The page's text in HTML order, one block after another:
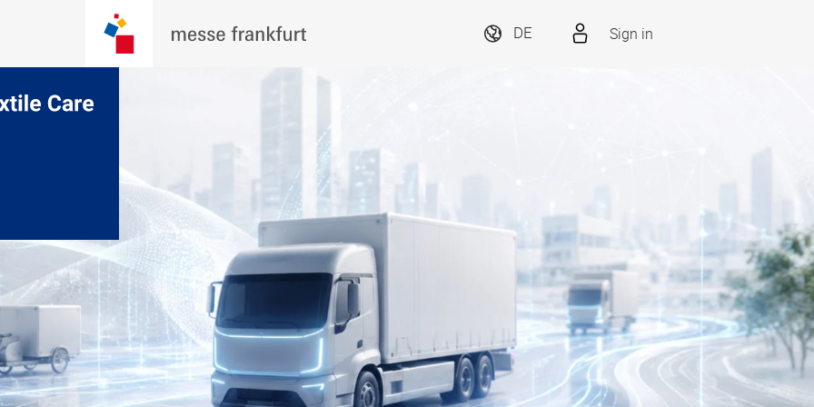
DE Sign in